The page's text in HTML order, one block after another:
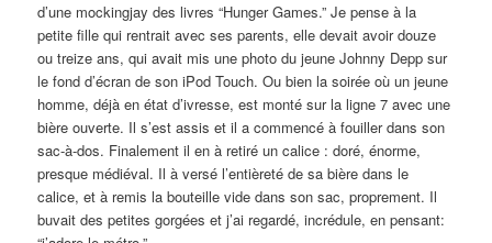
d’une mockingjay des livres “Hunger Games.” Je pense à la
petite fille qui rentrait avec ses parents, elle devait avoir douze
ou treize ans, qui avait mis une photo du jeune Johnny Depp sur
le fond d’écran de son iPod Touch. Ou bien la soirée où un jeune
homme, déjà en état d’ivresse, est monté sur la ligne 7 avec une
bière ouverte. Il s’est assis et il a commencé à fouiller dans son
sac-à-dos. Finalement il en à retiré un calice : doré, énorme,
presque médiéval. Il à versé l’entièreté de sa bière dans le
calice, et à remis la bouteille vide dans son sac, proprement. Il
buvait des petites gorgées et j’ai regardé, incrédule, en pensant: